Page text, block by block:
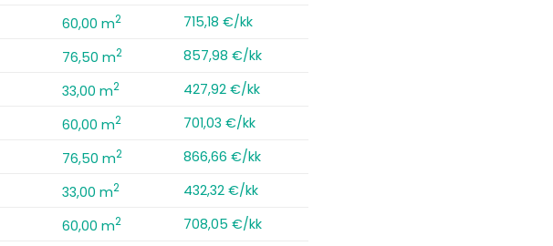
60,00 m2
715,18 €/kk
76,50 m2
857,98 €/kk
33,00 m2
427,92 €/kk
60,00 m2
701,03 €/kk
76,50 m2
866,66 €/kk
33,00 m2
432,32 €/kk
60,00 m2
708,05 €/kk